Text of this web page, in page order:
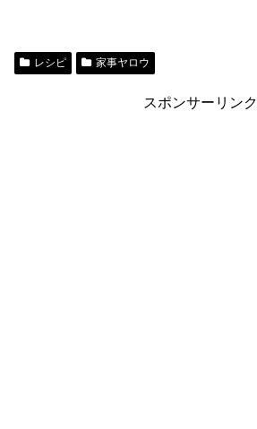
レシピ 家事ヤロウ
スポンサーリンク